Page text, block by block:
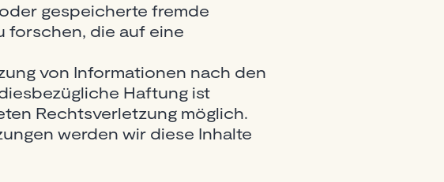
gespeicherte fremde
forschen, die auf eine
von Informationen nach den
Haftung ist
Rechtsverletzung möglich.
werden wir diese Inhalte